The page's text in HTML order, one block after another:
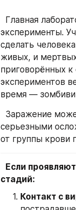
эксперименты.
сделать
живых, и
приговорённых
экспериментов
время —
серьезными
от группы крови
Если
стадий:
Контакт с